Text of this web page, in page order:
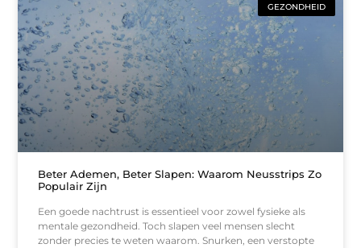
GEZONDHEID
Beter Ademen, Beter Slapen: Waarom Neusstrips Zo
Populair Zijn
Een goede nachtrust is essentieel voor zowel fysieke als
mentale gezondheid. Toch slapen veel mensen slecht
zonder precies te weten waarom. Snurken, een verstopte